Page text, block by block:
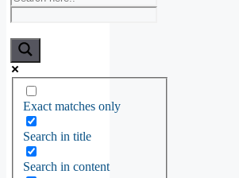
Exact matches only
Search in title
Search in content